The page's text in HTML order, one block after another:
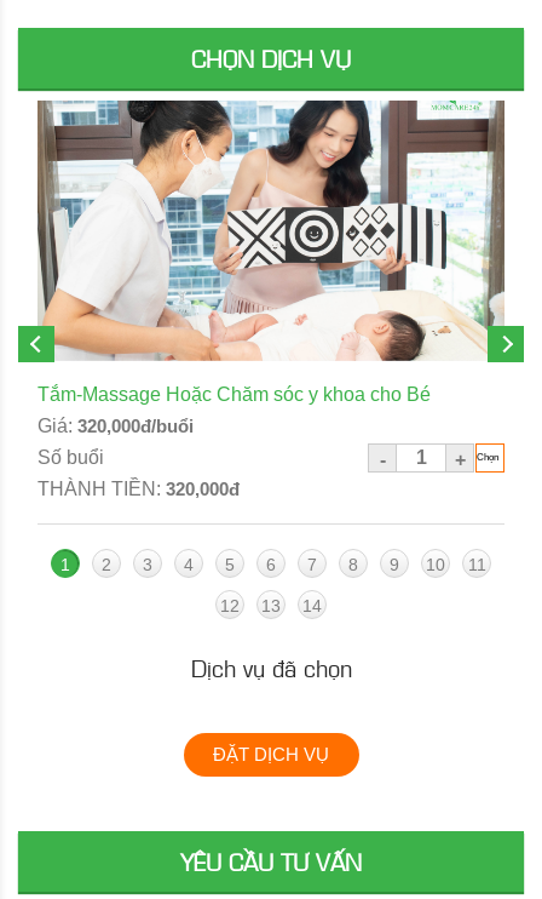
CHỌN DỊCH VỤ
Tắm-Massage Hoặc Chăm sóc y khoa cho Bé
Giá: 320,000đ/buổi
Số buổi
-
+
THÀNH TIỀN: 320,000đ
1 2 3 4 5 6 7 8 9 10 11
12 13 14
Dịch vụ đã chọn
ĐẶT DỊCH VỤ
YÊU CẦU TƯ VẤN